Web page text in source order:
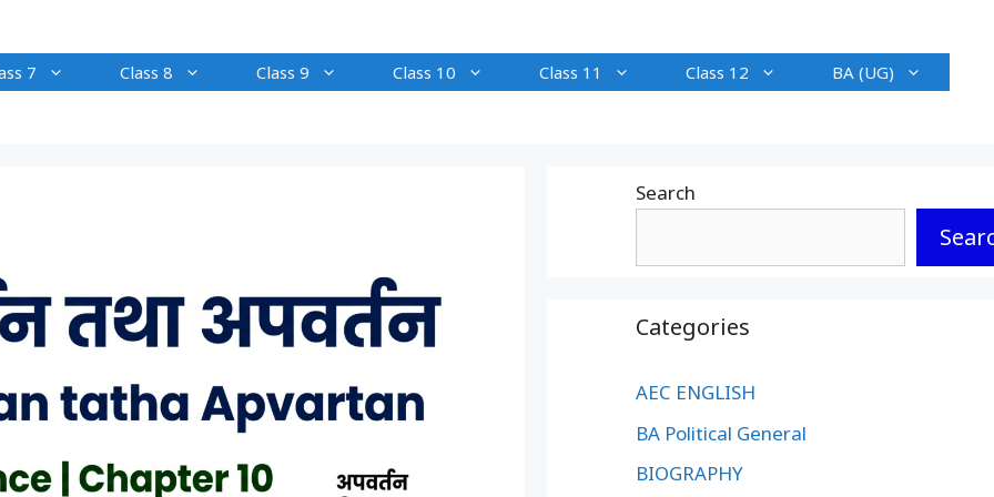
7 Class 8 Class 9 Class 10 Class 11 Class 12 BA (UG)
Search
Categories
AEC ENGLISH
BA Political General
BIOGRAPHY